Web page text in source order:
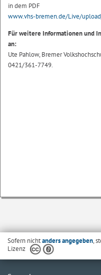
in dem PDF
www.vhs-bremen.de/Live/
Für weitere Informationen und
an:
Ute Pahlow, Bremer
0421/361-7749.
Sofern nichtanders angegeben,
Lizenz